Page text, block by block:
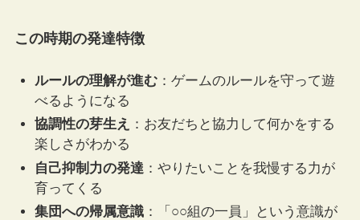
この時期の発達特徴
ルールの理解が進む ：ゲームのルールを守って遊
べるようになる
協調性の芽生え ：お友だちと協力して何かをする
楽しさがわかる
自己抑制力の発達 ：やりたいことを我慢する力が
育ってくる
集団への帰属意識 ：「○○組の一員」という意識が